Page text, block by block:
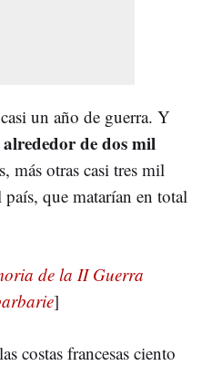
un año de guerra. Y
de dos mil
más otras casi tres mil
que matarían en total
de la II Guerra
]
costas francesas ciento